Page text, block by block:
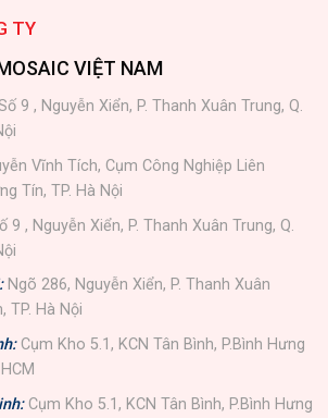
TY
VIỆT NAM
9 , Nguyễn Xiển, P. Thanh Xuân Trung, Q.
Vĩnh Tích, Cụm Công Nghiệp Liên
Tín, TP. Hà Nội
9 , Nguyễn Xiển, P. Thanh Xuân Trung, Q.
Ngõ 286, Nguyễn Xiển, P. Thanh Xuân
TP. Hà Nội
Cụm Kho 5.1, KCN Tân Bình, P.Bình Hưng
Cụm Kho 5.1, KCN Tân Bình, P.Bình Hưng